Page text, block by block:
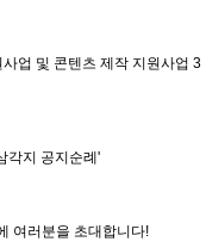
업 및 콘텐츠 제작 지원사업 3
각지 공지순례'
여러분을 초대합니다!